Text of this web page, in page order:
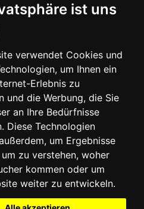
ist uns
verwendet Cookies und
um Ihnen ein
Erlebnis zu
und die Werbung, die Sie
an Ihre Bedürfnisse
Diese Technologien
um Ergebnisse
zu verstehen, woher
kommen oder um
weiter zu entwickeln.
Brand, Formate und weitere Einflüsse
abweichen.
Co KG2026. All Rights Reserved